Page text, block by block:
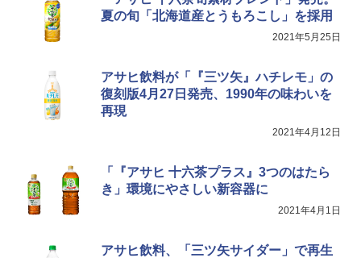
し 塩らーめん 108g×10袋 保存食 備蓄
￥2,323
ジ 赤外線センサー ノンフライ調理 簡単
お手入れ 小型 新生活 一人暮らし 二人暮
AX-XJ1-B ブラック 30L 2段調理 コンベ
￥44,800
夏の旬「北海道産とうもろこし」を採用
2021年5月25日
アサヒ飲料が「『三ツ矢』ハチレモ」の
復刻版4月27日発売、1990年の味わいを
再現
2021年4月12日
「『アサヒ 十六茶プラス』3つのはたら
き」環境にやさしい新容器に
2021年4月1日
アサヒ飲料、「三ツ矢サイダー」で再生